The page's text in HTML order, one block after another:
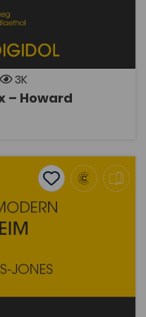
3K
– Howard
gwreiddiau ei
y byd.
Morris Jones
Add to favourites
Add to favourites
– Huw Morris
Prosiect Digideiddio